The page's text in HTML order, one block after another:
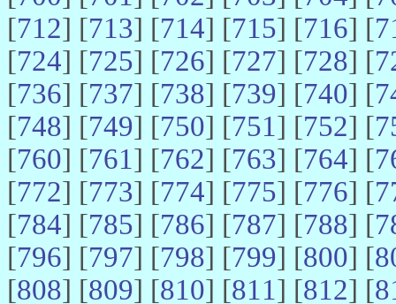
[712] [713] [714] [715] [716] [
[724] [725] [726] [727] [728] [
[736] [737] [738] [739] [740] [
[748] [749] [750] [751] [752] [
[760] [761] [762] [763] [764] [
[772] [773] [774] [775] [776] [
[784] [785] [786] [787] [788] [
[796] [797] [798] [799] [800] [
[808] [809] [810] [811] [812] [